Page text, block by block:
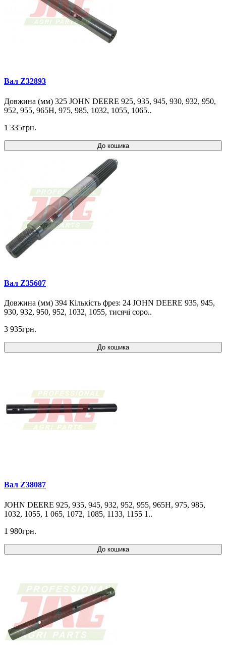
Вал Z32893
Довжина (мм) 325 JOHN DEERE 925, 935, 945, 930, 932, 950,
952, 955, 965H, 975, 985, 1032, 1055, 1065..
1 335грн.
До кошика
Вал Z35607
Довжина (мм) 394 Кількість фрез: 24 JOHN DEERE 935, 945,
930, 932, 950, 952, 1032, 1055, тисячі соро..
3 935грн.
До кошика
Вал Z38087
JOHN DEERE 925, 935, 945, 932, 952, 955, 965H, 975, 985,
1032, 1055, 1 065, 1072, 1085, 1133, 1155 1..
1 980грн.
До кошика